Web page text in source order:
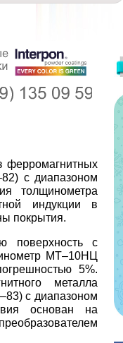
ферромагнитных
с диапазоном
толщинометра
индукции в
покрытия.
поверхность с
МТ–10НЦ
5%.
металла
с диапазоном
основан на